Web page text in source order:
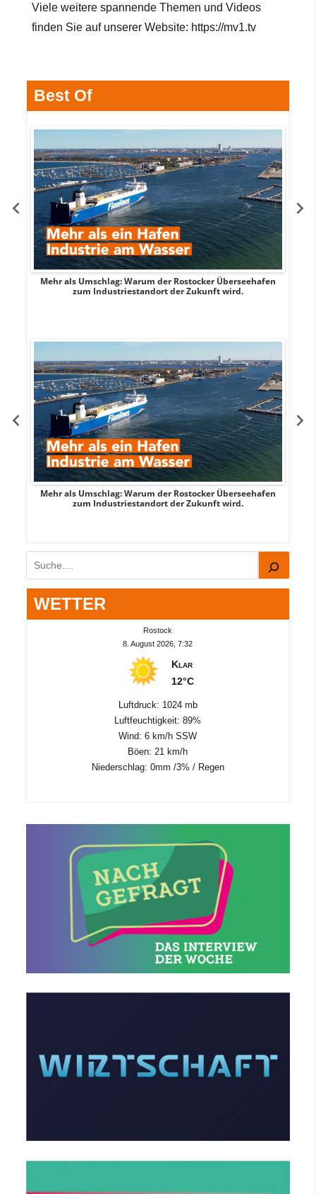
Viele weitere spannende Themen und Videos
finden Sie auf unserer Website: https://mv1.tv
Best Of
Mehr als Umschlag: Warum der Rostocker Überseehafen
zum Industriestandort der Zukunft wird.
Mehr als Umschlag: Warum der Rostocker Überseehafen
zum Industriestandort der Zukunft wird.
Suchen
WETTER
Rostock
8. August 2026, 7:32
Klar
12°C
Luftdruck: 1024 mb
Luftfeuchtigkeit: 89%
Wind: 6 km/h SSW
Böen: 21 km/h
Niederschlag: 0mm /3% / Regen